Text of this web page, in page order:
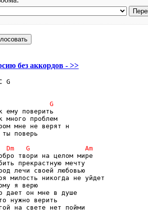
без аккордов - >>
G
ему поверить
много проблем
мне не верят н
поверь
твори на целом мире
прекрастную мечту
лечи своей любовью
милость никогда не уйдет
я верю
дает он мне в душе
нужно верить
на свете нет пойми